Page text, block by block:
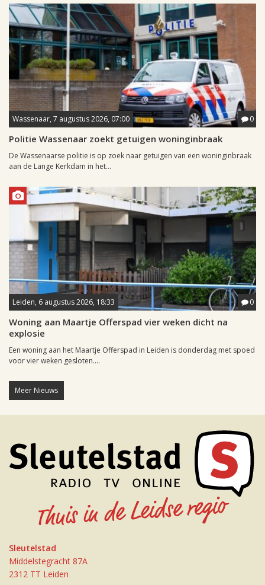
Wassenaar, 7 augustus 2026, 07:00 0
Politie Wassenaar zoekt getuigen woninginbraak
De Wassenaarse politie is op zoek naar getuigen van een woninginbraak
aan de Lange Kerkdam in het...
Leiden, 6 augustus 2026, 18:33 0
Woning aan Maartje Offerspad vier weken dicht na
explosie
Een woning aan het Maartje Offerspad in Leiden is donderdag met spoed
voor vier weken gesloten....
Meer Nieuws
Sleutelstad
Middelstegracht 87A
2312 TT Leiden